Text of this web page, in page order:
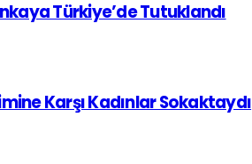
Türkiye’de Tutuklandı
Karşı Kadınlar Sokaktaydı